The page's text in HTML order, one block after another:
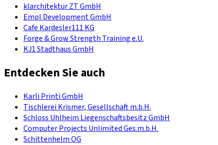
klarchitektur ZT GmbH
Empl Development GmbH
Cafe Kardesler111 KG
Forge & Grow Strength Training e.U.
KJ1 Stadthaus GmbH
Entdecken Sie auch
Karli Printi GmbH
Tischlerei Krismer, Gesellschaft m.b.H.
Schloss Uhlheim Liegenschaftsbesitz GmbH
Computer Projects Unlimited Ges.m.b.H.
Schittenhelm OG